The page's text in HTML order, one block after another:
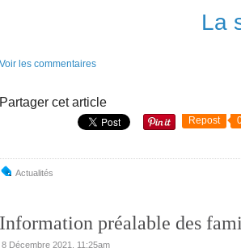
La
Voir les commentaires
Partager cet article
Repost
Actualités
Information préalable des
8 Décembre 2021, 11:25am